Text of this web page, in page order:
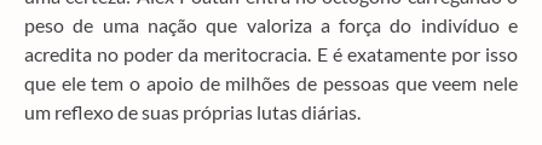
peso de uma nação que valoriza a força do indivíduo e
acredita no poder da meritocracia. E é exatamente por isso
que ele tem o apoio de milhões de pessoas que veem nele
um reflexo de suas próprias lutas diárias.